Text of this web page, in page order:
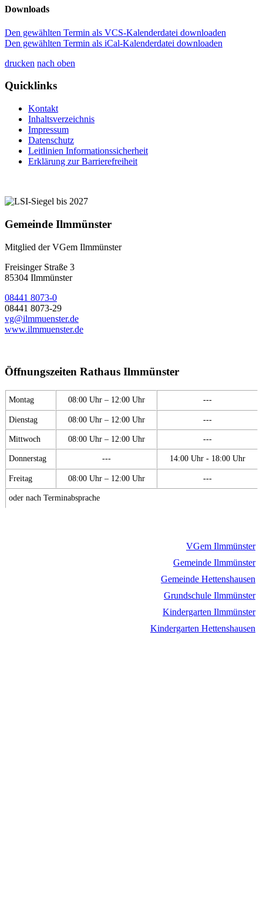
Downloads
Den gewählten Termin als VCS-Kalenderdatei downloaden
Den gewählten Termin als iCal-Kalenderdatei downloaden
drucken nach oben
Quicklinks
Kontakt
Inhaltsverzeichnis
Impressum
Datenschutz
Leitlinien Informationssicherheit
Erklärung zur Barrierefreiheit
Gemeinde Ilmmünster
Mitglied der VGem Ilmmünster
Freisinger Straße 3
85304 Ilmmünster
08441 8073-0
08441 8073-29
vg@ilmmuenster.de
www.ilmmuenster.de
Öffnungszeiten Rathaus Ilmmünster
Montag 08:00 Uhr – 12:00 Uhr ---
Dienstag 08:00 Uhr – 12:00 Uhr ---
Mittwoch 08:00 Uhr – 12:00 Uhr ---
Donnerstag --- 14:00 Uhr - 18:00 Uhr
Freitag 08:00 Uhr – 12:00 Uhr ---
oder nach Terminabsprache
VGem Ilmmünster
Gemeinde Ilmmünster
Gemeinde Hettenshausen
Grundschule Ilmmünster
Kindergarten Ilmmünster
Kindergarten Hettenshausen